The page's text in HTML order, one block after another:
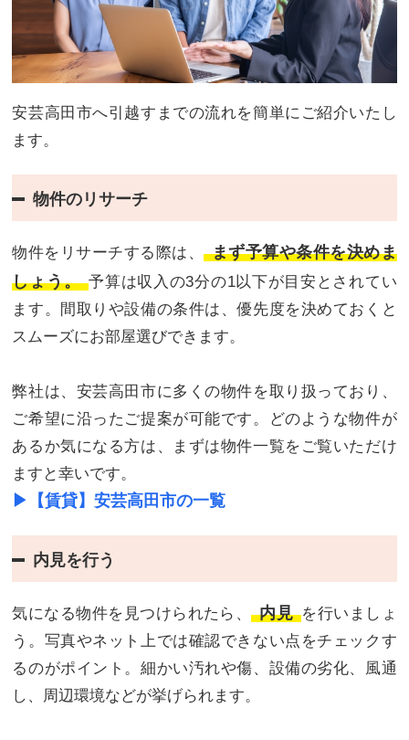
安芸高田市へ引越すまでの流れを簡単にご紹介いたし
ます。
物件のリサーチ
物件をリサーチする際は、
まず予算や条件を決めま
しょう。 予算は収入の3分の1以下が目安とされてい
ます。間取りや設備の条件は、優先度を決めておくと
スムーズにお部屋選びできます。
弊社は、安芸高田市に多くの物件を取り扱っており、
ご希望に沿ったご提案が可能です。どのような物件が
あるか気になる方は、まずは物件一覧をご覧いただけ
ますと幸いです。
▶︎【賃貸】安芸高田市の一覧
内見を行う
気になる物件を見つけられたら、 内見 を行いましょ
う。写真やネット上では確認できない点をチェックす
るのがポイント。細かい汚れや傷、設備の劣化、風通
し、周辺環境などが挙げられます。